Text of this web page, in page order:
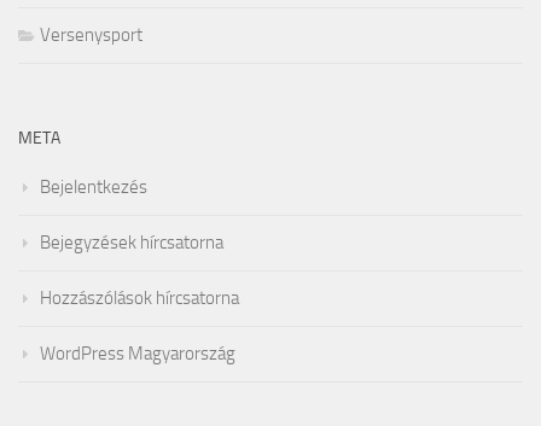
Versenysport
META
Bejelentkezés
Bejegyzések hírcsatorna
Hozzászólások hírcsatorna
WordPress Magyarország